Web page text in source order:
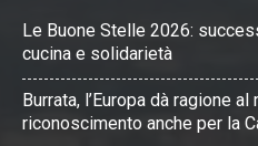
Le Buone Stelle 2026:
cucina e solidarietà
Burrata, l’Europa dà ragione al
riconoscimento anche per la